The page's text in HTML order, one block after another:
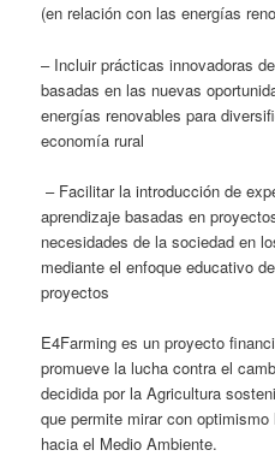
(en relación con las energías
– Incluir prácticas innovadoras
basadas en las nuevas
energías renovables para
economía rural
– Facilitar la introducción de
aprendizaje basadas en
necesidades de la sociedad en
mediante el enfoque educativo
proyectos
E4Farming es un proyecto
promueve la lucha contra el
decidida por la Agricultura
que permite mirar con
hacia el Medio Ambiente.